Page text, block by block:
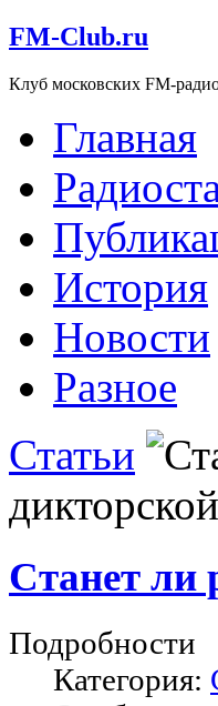
FM-Club.ru
Клуб московских FM-
Главная
История
Новости
Разное
Статьи
Станет ли
Подробности
Категория: